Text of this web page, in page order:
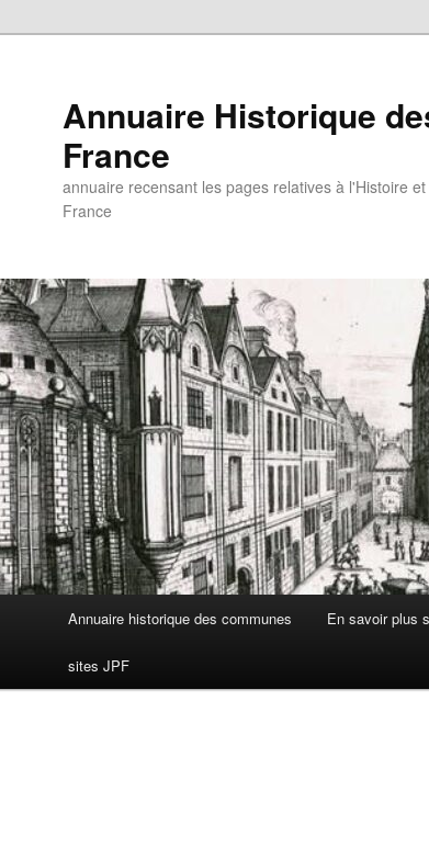
Annuaire Historique
France
annuaire recensant les pages relatives à l'Histoire
France
principal
Annuaire historique des communes En savoir plus
sites JPF